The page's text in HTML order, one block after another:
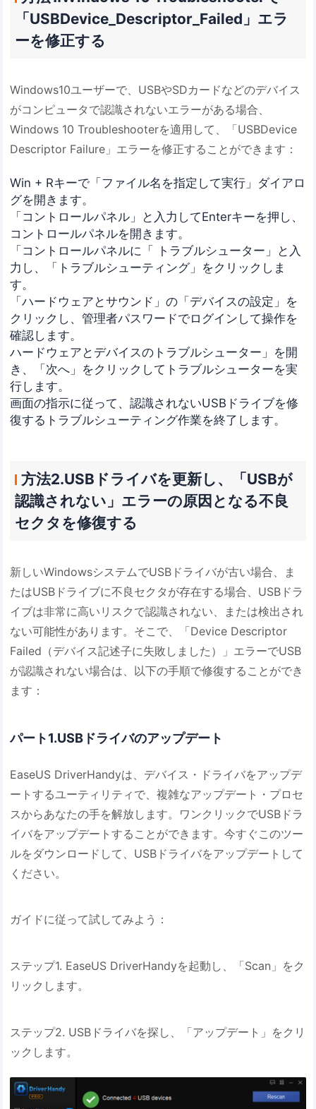
「USBDevice_Descriptor_Failed」エラ
ーを修正する
Windows10ユーザーで、USBやSDカードなどのデバイス
がコンピュータで認識されないエラーがある場合、
Windows 10 Troubleshooterを適用して、「USBDevice
Descriptor Failure」エラーを修正することができます：
Win + Rキーで「ファイル名を指定して実行」ダイアロ
グを開きます。
「コントロールパネル」と入力してEnterキーを押し、
コントロールパネルを開きます。
「コントロールパネルに「 トラブルシューター」と入
力し、「トラブルシューティング」をクリックしま
す。
「ハードウェアとサウンド」の「デバイスの設定」を
クリックし、管理者パスワードでログインして操作を
確認します。
ハードウェアとデバイスのトラブルシューター」を開
き、「次へ」をクリックしてトラブルシューターを実
行します。
画面の指示に従って、認識されないUSBドライブを修
復するトラブルシューティング作業を終了します。
方法2.USBドライバを更新し、「USBが
認識されない」エラーの原因となる不良
セクタを修復する
新しいWindowsシステムでUSBドライバが古い場合、ま
たはUSBドライブに不良セクタが存在する場合、USBドラ
イブは非常に高いリスクで認識されない、または検出され
ない可能性があります。そこで、「Device Descriptor
Failed（デバイス記述子に失敗しました）」エラーでUSB
が認識されない場合は、以下の手順で修復することができ
ます：
パート1.USBドライバのアップデート
EaseUS DriverHandyは、デバイス・ドライバをアップデ
ートするユーティリティで、複雑なアップデート・プロセ
スからあなたの手を解放します。ワンクリックでUSBドラ
イバをアップデートすることができます。今すぐこのツー
ルをダウンロードして、USBドライバをアップデートして
ください。
ガイドに従って試してみよう：
ステップ1. EaseUS DriverHandyを起動し、「Scan」をク
リックします。
ステップ2. USBドライバを探し、「アップデート」をクリ
ックします。